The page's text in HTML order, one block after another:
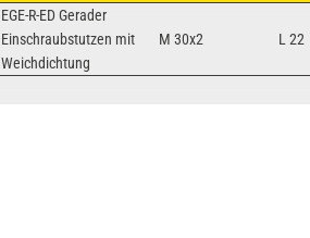
EGE-R-ED Gerader
Einschraubstutzen mit
Weichdichtung
M 30x2 L 22